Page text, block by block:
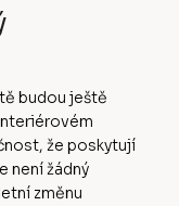
budou ještě
že poskytují
není žádný
změnu